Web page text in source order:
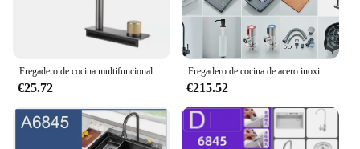
Fregadero de cocina multifuncional de acero inoxidable, lavabo de vegetales de un solo tanque grande hecho a mano, cascada de lluvia voladora Nano, negro
€25.72
Fregadero de cocina de acero inoxidable 304, grifo de cascada, fregadero individual grande, precio de venta directo más bajo del fabricante
€215.52